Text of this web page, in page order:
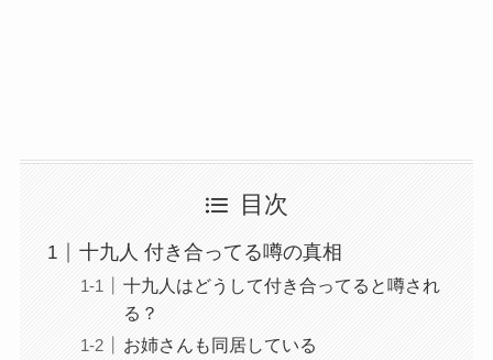
目次
十九人 付き合ってる噂の真相
十九人はどうして付き合ってると噂され
る？
お姉さんも同居している